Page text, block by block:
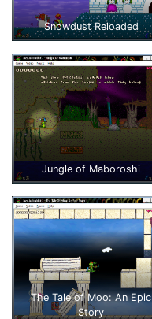
Snowdust Reloaded
Jungle of Maboroshi
The Tale of Moo: An Epic
Story